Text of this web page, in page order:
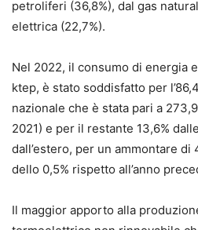
petroliferi (36,8%), dal gas
elettrica (22,7%).
Nel 2022, il consumo di energia
ktep, è stato soddisfatto per
nazionale che è stata pari a
2021) e per il restante 13,6%
dall’estero, per un ammontare
dello 0,5% rispetto all’anno
Il maggior apporto alla